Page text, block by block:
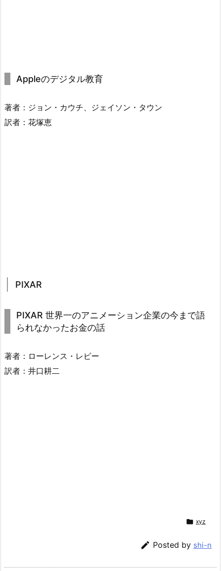
Appleのデジタル教育
著者：ジョン・カウチ、ジェイソン・タウン
訳者：花塚恵
PIXAR
PIXAR 世界一のアニメーション企業の今まで語
られなかったお金の話
著者：ローレンス・レビー
訳者：井口耕二
 xyz
 Posted by shi-n